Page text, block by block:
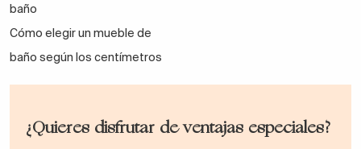
baño
Cómo elegir un mueble de
baño según los centímetros
¿Quieres disfrutar de ventajas especiales?